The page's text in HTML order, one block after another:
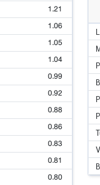
1.21
1.06
1.05
1.04
0.99
0.92
0.88
0.86
0.83
0.81
0.80